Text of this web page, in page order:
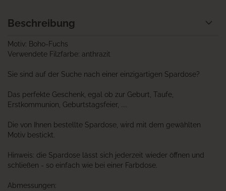
Beschreibung
Motiv: Boho-Fuchs
Verwendete Filzfarbe: anthrazit
Sie sind auf der Suche nach einer einzigartigen Spardose?
Das perfekte Geschenk, egal ob zur Geburt, Taufe,
Erstkommunion, Geburtstagsfeier, ....
Die von Ihnen bestellte Spardose, wird mit dem gewählten
Motiv bestickt.
Hinweis: die Spardose lässt sich jederzeit wieder öffnen und
schließen - so einfach wie bei einer Farbdose.
Abmessungen: